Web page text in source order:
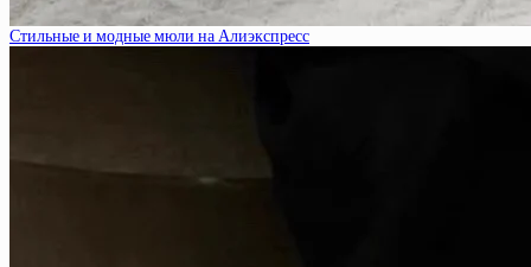
Стильные и модные мюли на Алиэкспресс